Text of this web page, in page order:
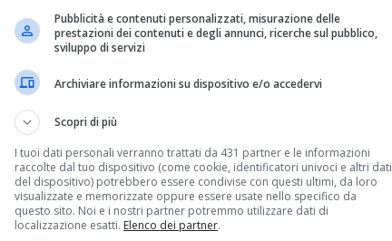
Pubblicità e contenuti personalizzati, misurazione delle
prestazioni dei contenuti e degli annunci, ricerche sul pubblico,
sviluppo di servizi
Archiviare informazioni su dispositivo e/o accedervi
Scopri di più
I tuoi dati personali verranno trattati da 431 partner e le informazioni
raccolte dal tuo dispositivo (come cookie, identificatori univoci e altri dati
del dispositivo) potrebbero essere condivise con questi ultimi, da loro
visualizzate e memorizzate oppure essere usate nello specifico da
questo sito. Noi e i nostri partner potremmo utilizzare dati di
localizzazione esatti. Elenco dei partner.